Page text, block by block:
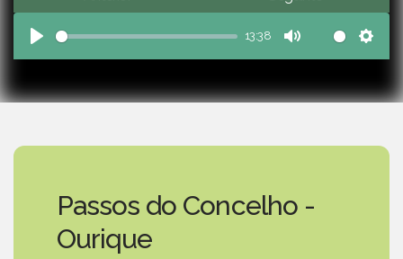
Play
13:38
Mute
Passos do Concelho -
Ourique